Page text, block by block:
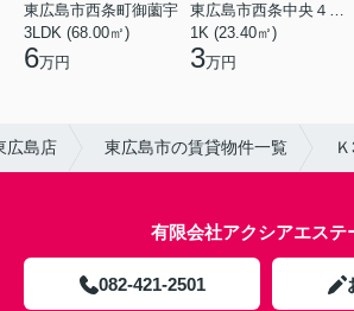
東広島市西条町御薗宇
3LDK (68.00㎡)
6万円
東広島市西条中央４丁目
1K (23.40㎡)
3万円
広島店 東広島市の賃貸物件一覧
有限会社アクシアエステ
082-421-2501